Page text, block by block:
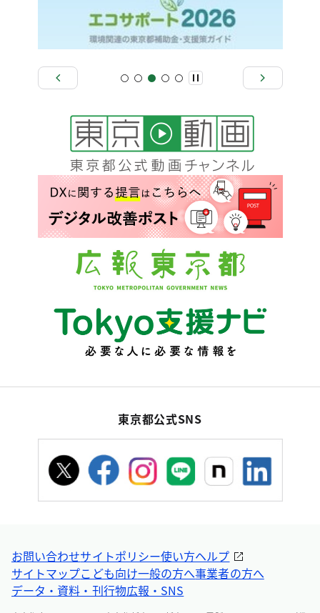
東京都公式SNS
お問い合わせサイトポリシー使い方ヘルプ
サイトマップこども向け一般の方へ事業者の方へ
データ・資料・刊行物広報・SNS